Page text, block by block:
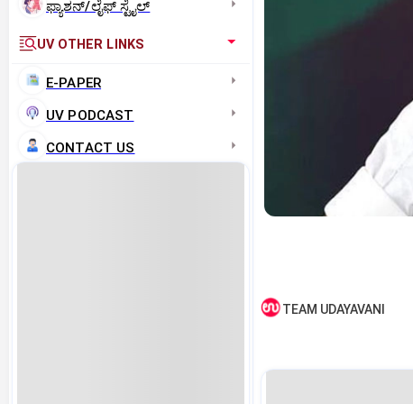
ಫ್ಯಾಶನ್/ಲೈಫ್‌ ಸ್ಟೈಲ್
UV OTHER LINKS
E-PAPER
UV PODCAST
CONTACT US
TEAM UDAYAVANI